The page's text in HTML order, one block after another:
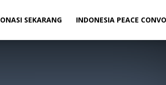
SEKARANG INDONESIA PEACE